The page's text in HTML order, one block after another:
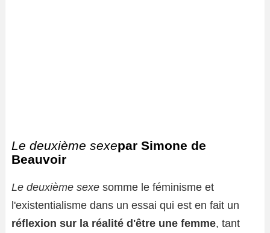
Le deuxième sexepar Simone de
Beauvoir
Le deuxième sexe somme le féminisme et
l'existentialisme dans un essai qui est en fait un
réflexion sur la réalité d'être une femme, tant